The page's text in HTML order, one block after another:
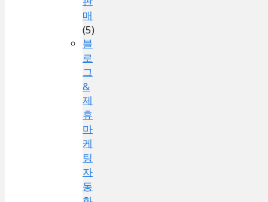
매
(5)
블
로
그
&
제
휴
마
케
팅
자
동